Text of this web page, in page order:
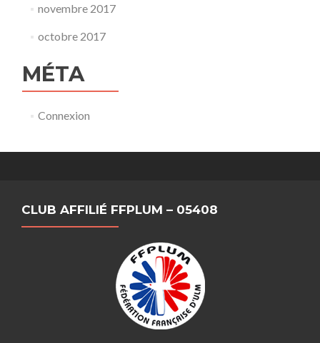
novembre 2017
octobre 2017
MÉTA
Connexion
CLUB AFFILIÉ FFPLUM – 05408